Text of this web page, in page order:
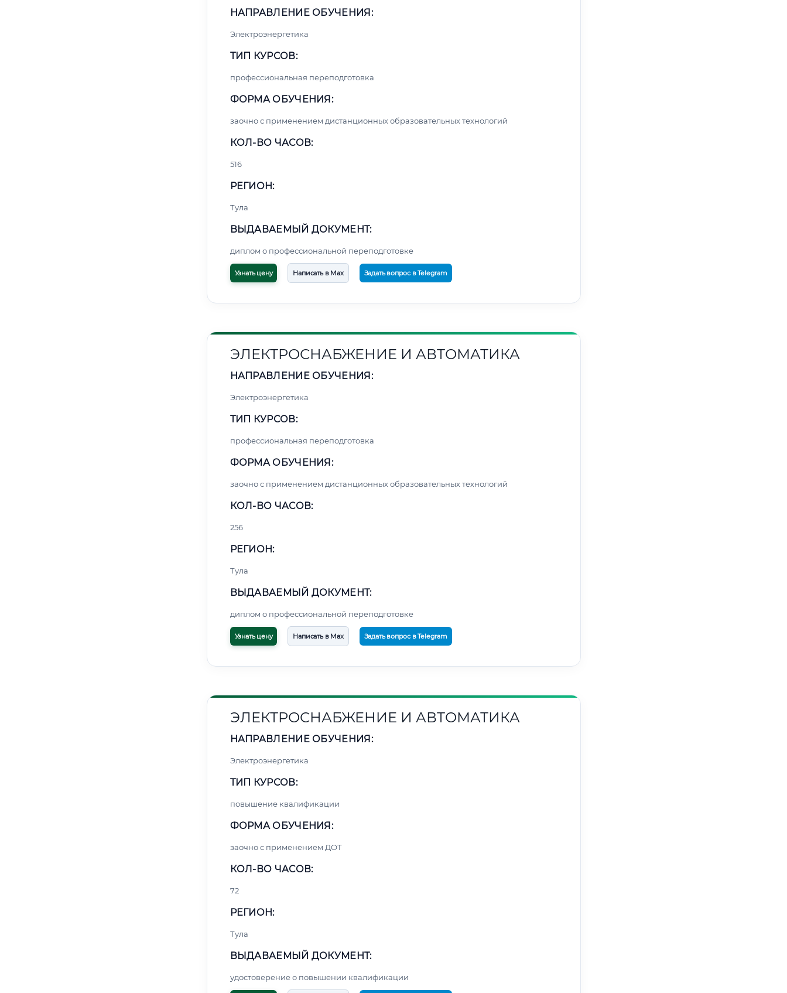
НАПРАВЛЕНИЕ ОБУЧЕНИЯ:
Электроэнергетика
ТИП КУРСОВ:
профессиональная переподготовка
ФОРМА ОБУЧЕНИЯ:
заочно с применением дистанционных образовательных технологий
КОЛ-ВО ЧАСОВ:
516
РЕГИОН:
Тула
ВЫДАВАЕМЫЙ ДОКУМЕНТ:
диплом о профессиональной переподготовке
Узнать цену Написать в Max Задать вопрос в Telegram
ЭЛЕКТРОСНАБЖЕНИЕ И АВТОМАТИКА
НАПРАВЛЕНИЕ ОБУЧЕНИЯ:
Электроэнергетика
ТИП КУРСОВ:
профессиональная переподготовка
ФОРМА ОБУЧЕНИЯ:
заочно с применением дистанционных образовательных технологий
КОЛ-ВО ЧАСОВ:
256
РЕГИОН:
Тула
ВЫДАВАЕМЫЙ ДОКУМЕНТ:
диплом о профессиональной переподготовке
Узнать цену Написать в Max Задать вопрос в Telegram
ЭЛЕКТРОСНАБЖЕНИЕ И АВТОМАТИКА
НАПРАВЛЕНИЕ ОБУЧЕНИЯ:
Электроэнергетика
ТИП КУРСОВ:
повышение квалификации
ФОРМА ОБУЧЕНИЯ:
заочно с применением ДОТ
КОЛ-ВО ЧАСОВ:
72
РЕГИОН:
Тула
ВЫДАВАЕМЫЙ ДОКУМЕНТ:
удостоверение о повышении квалификации